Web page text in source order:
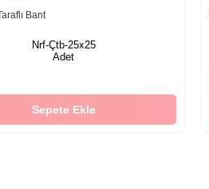
Bant
Nrf-Çtb-25x25
Adet
Sepete Ekle